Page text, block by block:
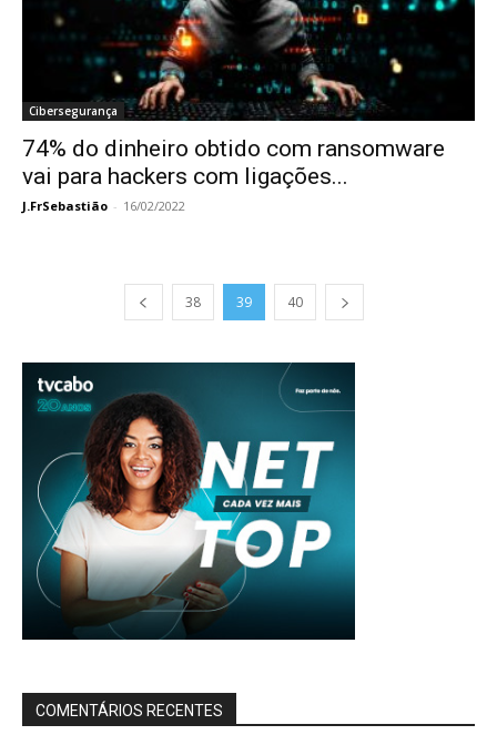
Cibersegurança
74% do dinheiro obtido com ransomware
vai para hackers com ligações...
J.FrSebastião - 16/02/2022
38 39 40
COMENTÁRIOS RECENTES